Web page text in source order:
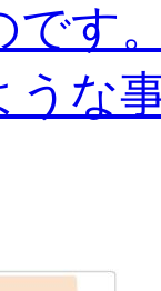
す
うな